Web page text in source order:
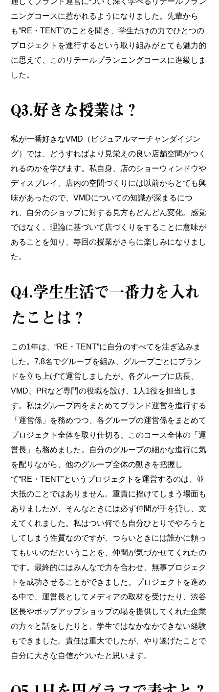
ニングコースに惹かれるようになりました。先輩から
も“RE・TENT”のことを聞き、学生だけの力でひとつの
プロジェクトを進行するという取り組みがとても魅力的
に思えて、このリテールプランニングコースに進級しま
した。
Q3.好きな授業は？
私が一番好きなVMD（ビジュアルマーチャンダイジン
グ）では、どうすればより見栄えの良い店舗空間がつく
れるのかを学びます。私自身、店のショーウィンドウや
ディスプレイ、店内の空間づくりには以前からとても興
味があったので、VMDについての知識が深まるにつ
れ、自分のショップに対する見方もどんどん変化。感覚
ではなく、理論に基づいて店づくりをすることに意味が
あることを知り、毎回の授業がさらに楽しみになりまし
た。
Q4.学生生活で一番力を入れ
たことは？
この1年は、“RE・TENT”に自分のすべてを注ぎ込みま
した。7,8名でグループを組み、グループごとにブラン
ドを立ち上げて運営しましたが、各グループに店長、
VMD、PRなど専門の役職を設け、1人1役を担当しま
す。私はグループ内をまとめてブランド運営を進行する
「運営係」を務めつつ、各グループの運営係をまとめて
プロジェクト全体を取り仕切る、このコース全体の「運
営長」も務めました。自分のグループの細かな進行に気
を配りながら、他のグループ全体の動きを把握し
て“RE・TENT”というプロジェクトを運営するのは、並
大抵のことではありません。重責に挫けてしまう場面も
ありましたが、そんなときには必ず仲間が手を貸し、支
えてくれました。私はつい何でも自分ひとりでやろうと
してしまう性質なのですが、つらいときには誰かに頼っ
てもいいのだということを、仲間が気づかせてくれたの
です。最終的にはみんなで力を合わせ、無事プロジェク
トを成功させることができました。プロジェクトを進め
る中で、運営長としてメディアの取材を受けたり、渋谷
区長やポップアップショップの場を提供してくれた企業
の方々と話をしたりと、学生ではなかなかできない経験
もできました。責任は重大でしたが、やり遂げたことで
自分に大きな自信がついたと思います。